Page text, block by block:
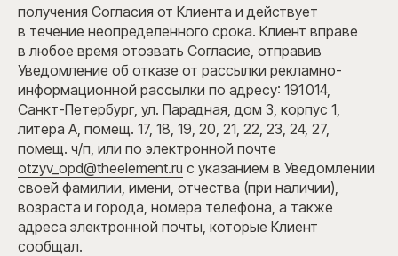
получения Согласия от Клиента и действует
в течение неопределенного срока. Клиент вправе
в любое время отозвать Согласие, отправив
Уведомление об отказе от рассылки рекламно-
информационной рассылки по адресу: 191 014,
Санкт-Петербург, ул. Парадная, дом 3, корпус 1,
литера А, помещ. 17, 18, 19, 20, 21, 22, 23, 24, 27,
помещ. ч/п, или по электронной почте
otzyv_opd@theelement.ru с указанием в Уведомлении
своей фамилии, имени, отчества (при наличии),
возраста и города, номера телефона, а также
адреса электронной почты, которые Клиент
сообщал.
Отдел партнерских
продаж
sales@theelement.ru
+7 (812) 311-11-11
+7 (812) 770-13-33
Отдел продаж
sales@theelement.ru